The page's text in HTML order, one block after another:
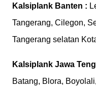
Kalsiplank Banten :
Tangerang, Cilegon,
Tangerang selatan
Kalsiplank Jawa
Batang, Blora,